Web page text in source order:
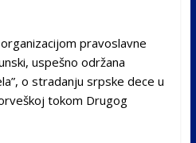
pravoslavne
uspešno održana
o stradanju srpske dece u
tokom Drugog